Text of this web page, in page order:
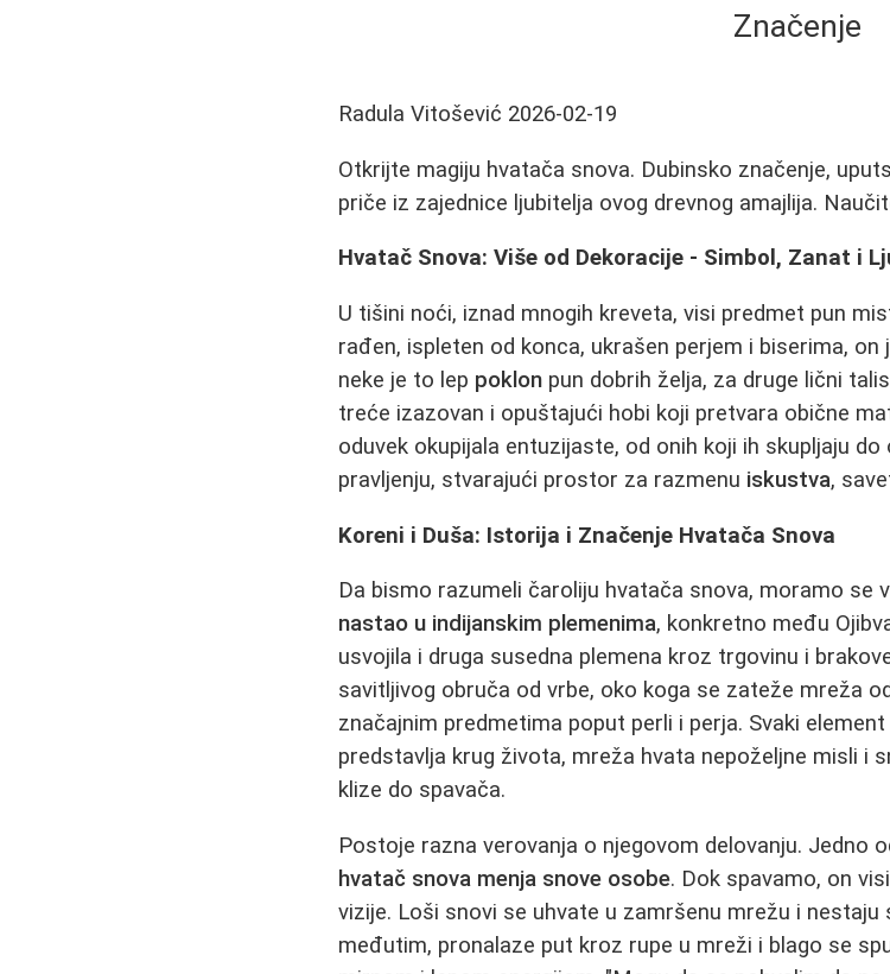
Značenje
Radula Vitošević 2026-02-19
Otkrijte magiju hvatača snova. Dubinsko značenje,
priče iz zajednice ljubitelja ovog drevnog amajlija.
Hvatač Snova: Više od Dekoracije - Simbol, Zanat i
U tišini noći, iznad mnogih kreveta, visi predmet pun
rađen, ispleten od konca, ukrašen perjem i biserima,
neke je to lep poklon pun dobrih želja, za druge lični
treće izazovan i opuštajući hobi koji pretvara obične
oduvek okupijala entuzijaste, od onih koji ih skupljaju
pravljenju, stvarajući prostor za razmenu iskustva,
Koreni i Duša: Istorija i Značenje Hvatača Snova
Da bismo razumeli čaroliju hvatača snova, moramo se
nastao u indijanskim plemenima, konkretno među
usvojila i druga susedna plemena kroz trgovinu i
savitljivog obruča od vrbe, oko koga se zateže mreža
značajnim predmetima poput perli i perja. Svaki
predstavlja krug života, mreža hvata nepoželjne misli i
klize do spavača.
Postoje razna verovanja o njegovom delovanju. Jedno
hvatač snova menja snove osobe. Dok spavamo, on
vizije. Loši snovi se uhvate u zamršenu mrežu i
međutim, pronalaze put kroz rupe u mreži i blago se